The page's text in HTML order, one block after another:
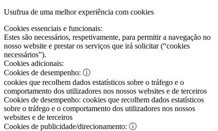
Usufrua de uma melhor experiência com cookies
Cookies essenciais e funcionais:
Estes são necessários, respetivamente, para permitir a navegação no
nosso website e prestar os serviços que irá solicitar (“cookies
necessários”).
Cookies adicionais:
Cookies de desempenho: ⓘ
cookies que recolhem dados estatísticos sobre o tráfego e o
comportamento dos utilizadores nos nossos websites e de terceiros
Cookies de desempenho: cookies que recolhem dados estatísticos
sobre o tráfego e o comportamento dos utilizadores nos nossos
websites e de terceiros
Cookies de publicidade/direcionamento: ⓘ